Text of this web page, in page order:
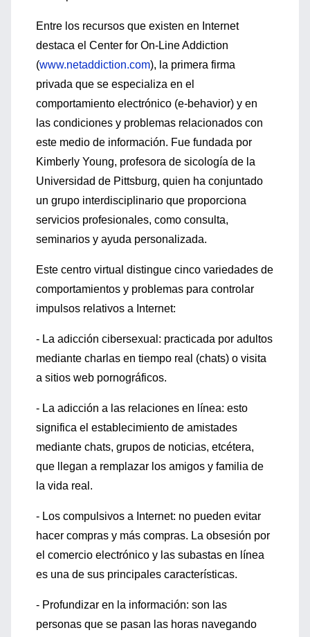
Entre los recursos que existen en Internet
destaca el Center for On-Line Addiction
(www.netaddiction.com), la primera firma
privada que se especializa en el
comportamiento electrónico (e-behavior) y en
las condiciones y problemas relacionados con
este medio de información. Fue fundada por
Kimberly Young, profesora de sicología de la
Universidad de Pittsburg, quien ha conjuntado
un grupo interdisciplinario que proporciona
servicios profesionales, como consulta,
seminarios y ayuda personalizada.
Este centro virtual distingue cinco variedades de
comportamientos y problemas para controlar
impulsos relativos a Internet:
- La adicción cibersexual: practicada por adultos
mediante charlas en tiempo real (chats) o visita
a sitios web pornográficos.
- La adicción a las relaciones en línea: esto
significa el establecimiento de amistades
mediante chats, grupos de noticias, etcétera,
que llegan a remplazar los amigos y familia de
la vida real.
- Los compulsivos a Internet: no pueden evitar
hacer compras y más compras. La obsesión por
el comercio electrónico y las subastas en línea
es una de sus principales características.
- Profundizar en la información: son las
personas que se pasan las horas navegando